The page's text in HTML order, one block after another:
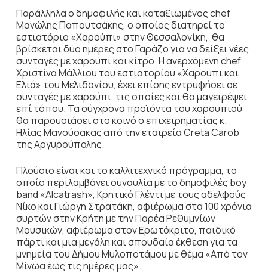
Παράλληλα ο δημοφιλής και καταξιωμένος chef
Μανώλης Παπουτσάκης, ο οποίος διατηρεί το
εστιατόριο «Χαρούπι» στην Θεσσαλονίκη, θα
βρίσκεται δύο ημέρες στο Γαράζο για να δείξει νέες
συνταγές με χαρούπι και κίτρο. Η ανερχόμενη chef
Χριστίνα Μάλλιου του εστιατορίου «Χαρούπι και
Ελιά» του Μελιδονίου, έχει επίσης εντρυφήσει σε
συνταγές με χαρούπι, τις οποίες και θα μαγειρέψει
επί τόπου. Τα σύγχρονα προϊόντα του χαρουπιού
θα παρουσιάσει στο κοινό ο επιχειρηματίας κ.
Ηλίας Μανούσακας από την εταιρεία Creta Carob
της Αργυρούπολης.
Πλούσιο είναι και το καλλιτεχνικό πρόγραμμα, το
οποίο περιλαμβάνει συναυλία με το δημοφιλές boy
band «Alcatrash», Κρητικό Γλέντι με τους αδελφούς
Νίκο και Γιώργη Στρατάκη, αφιέρωμα στα 100 χρόνια
συρτών στην Κρήτη με την Παρέα Ρεθυμνίων
Μουσικών, αφιέρωμα στον Ερωτόκριτο, παιδικό
πάρτι και μια μεγάλη και σπουδαία έκθεση για τα
μνημεία του Δήμου Μυλοποτάμου με θέμα «Από τον
Μίνωα έως τις ημέρες μας».